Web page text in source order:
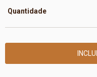
Quantidade